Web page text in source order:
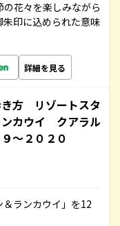
花々を楽しみながら
印に込められた意味
詳細を見る
方 リゾートスタ
カウイ クアラル
～２０２０
ランカウイ」を12